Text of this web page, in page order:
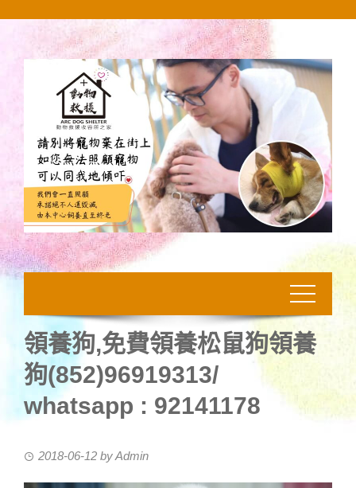
領養狗,免費領養松鼠狗領養
狗(852)96919313/
whatsapp : 92141178
2018-06-12 byAdmin